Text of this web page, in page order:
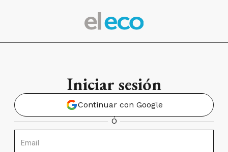
Iniciar sesión
Continuar con Google
Ó
Email